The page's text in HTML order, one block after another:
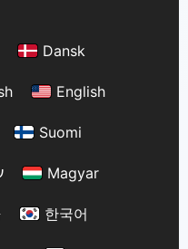
Dansk
English
Suomi
Magyar
한국어